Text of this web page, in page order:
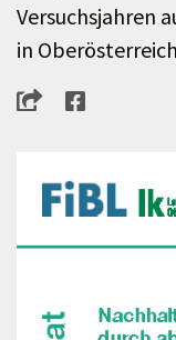
Versuchsjahren
in